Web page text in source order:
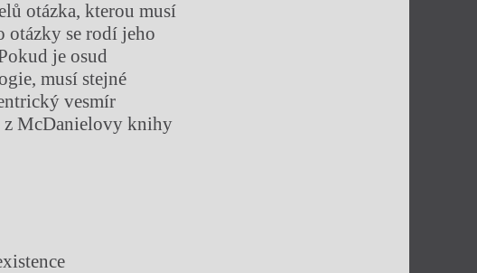
otázka, kterou musí
otázky se rodí jeho
je osud
musí stejné
vesmír
z McDanielovy knihy